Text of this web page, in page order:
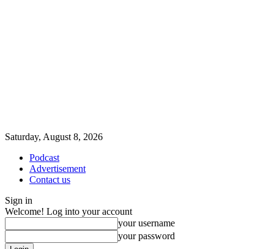
Saturday, August 8, 2026
Podcast
Advertisement
Contact us
Sign in
Welcome! Log into your account
your username
your password